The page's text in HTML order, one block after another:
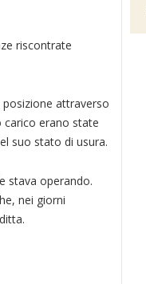
riscontrate
posizione attraverso
carico erano state
suo stato di usura.
stava operando.
nei giorni